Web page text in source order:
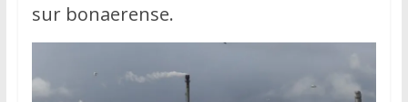
sur bonaerense.